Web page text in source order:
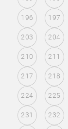
196 197
203 204
210 211
217 218
224 225
231 232